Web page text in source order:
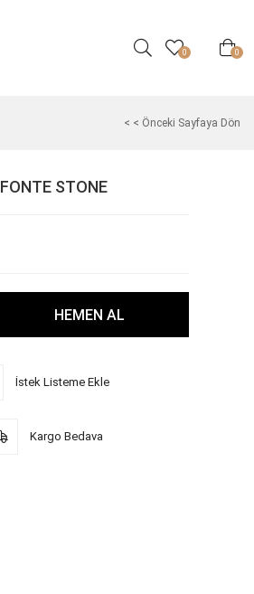
0 0
< < Önceki Sayfaya Dön
STONE
İstek Listeme Ekle
Kargo Bedava